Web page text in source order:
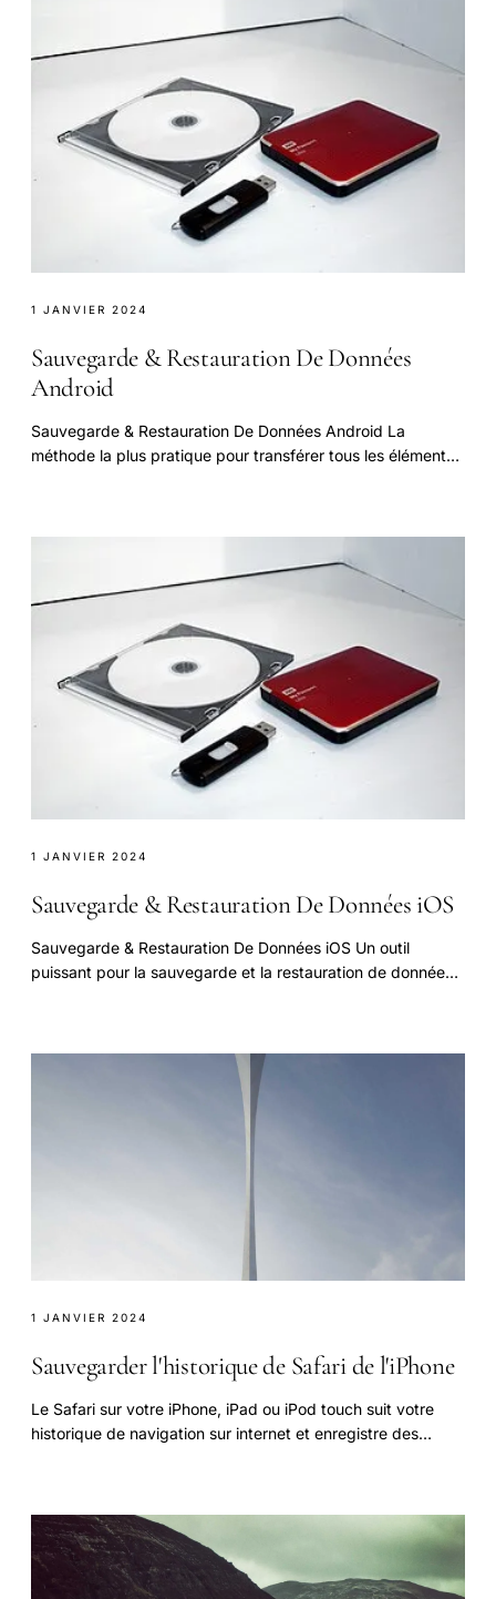
1 JANVIER 2024
Sauvegarde & Restauration De Données
Android
Sauvegarde & Restauration De Données Android La
méthode la plus pratique pour transférer tous les éléments
1 JANVIER 2024
Sauvegarde & Restauration De Données iOS
Sauvegarde & Restauration De Données iOS Un outil
puissant pour la sauvegarde et la restauration de données
1 JANVIER 2024
Sauvegarder l'historique de Safari de l'iPhone
Le Safari sur votre iPhone, iPad ou iPod touch suit votre
historique de navigation sur internet et enregistre des